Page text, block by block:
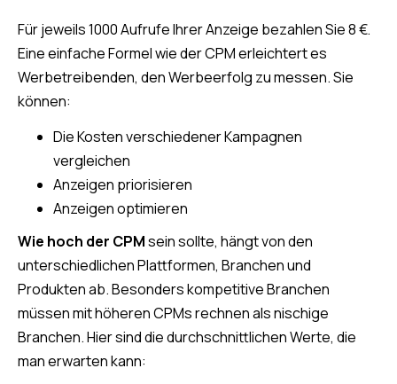
Für jeweils 1000 Aufrufe Ihrer Anzeige bezahlen Sie 8 €.
Eine einfache Formel wie der CPM erleichtert es
Werbetreibenden, den Werbeerfolg zu messen. Sie
können:
Die Kosten verschiedener Kampagnen
vergleichen
Anzeigen priorisieren
Anzeigen optimieren
Wie hoch der CPMsein sollte, hängt von den
unterschiedlichen Plattformen, Branchen und
Produkten ab. Besonders kompetitive Branchen
müssen mit höheren CPMs rechnen als nischige
Branchen. Hier sind die durchschnittlichen Werte, die
man erwarten kann: